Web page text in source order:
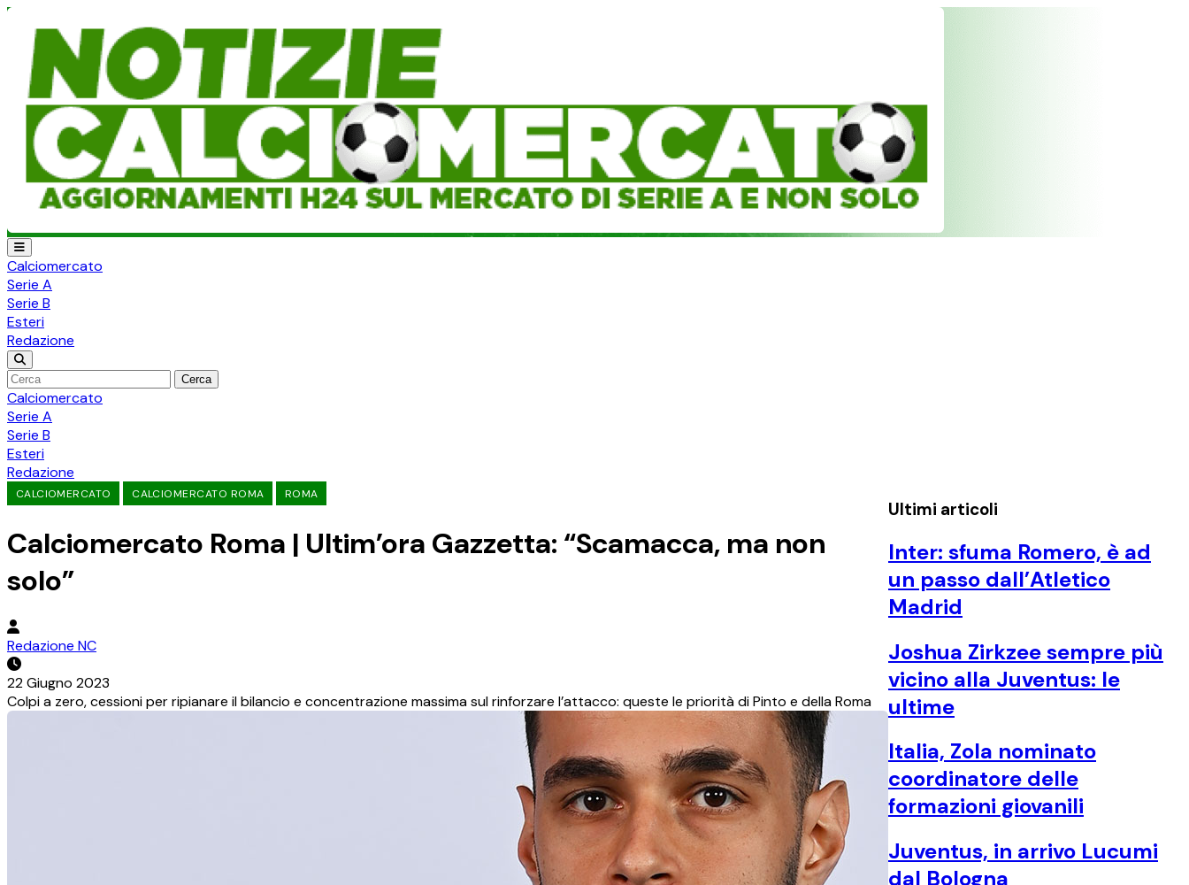
Calciomercato
Serie A
Serie B
Esteri
Redazione
Cerca
Calciomercato
Serie A
Serie B
Esteri
Redazione
CALCIOMERCATO CALCIOMERCATO ROMA ROMA
Calciomercato Roma | Ultim’ora Gazzetta: “Scamacca, ma non
solo”
Redazione NC
22 Giugno 2023
Colpi a zero, cessioni per ripianare il bilancio e concentrazione massima sul rinforzare l’attacco: queste le priorità di Pinto e della Roma
Ultimi articoli
Inter: sfuma Romero, è ad
un passo dall’Atletico
Madrid
Joshua Zirkzee sempre più
vicino alla Juventus: le
ultime
Italia, Zola nominato
coordinatore delle
formazioni giovanili
Juventus, in arrivo Lucumi
dal Bologna